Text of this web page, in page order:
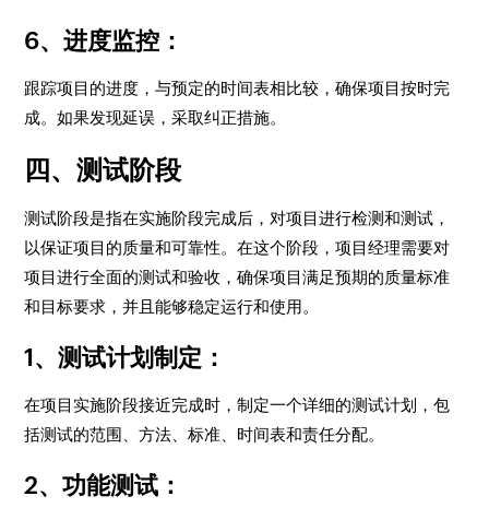
6、进度监控：
跟踪项目的进度，与预定的时间表相比较，确保项目按时完
成。如果发现延误，采取纠正措施。
四、测试阶段
测试阶段是指在实施阶段完成后，对项目进行检测和测试，
以保证项目的质量和可靠性。在这个阶段，项目经理需要对
项目进行全面的测试和验收，确保项目满足预期的质量标准
和目标要求，并且能够稳定运行和使用。
1、测试计划制定：
在项目实施阶段接近完成时，制定一个详细的测试计划，包
括测试的范围、方法、标准、时间表和责任分配。
2、功能测试：